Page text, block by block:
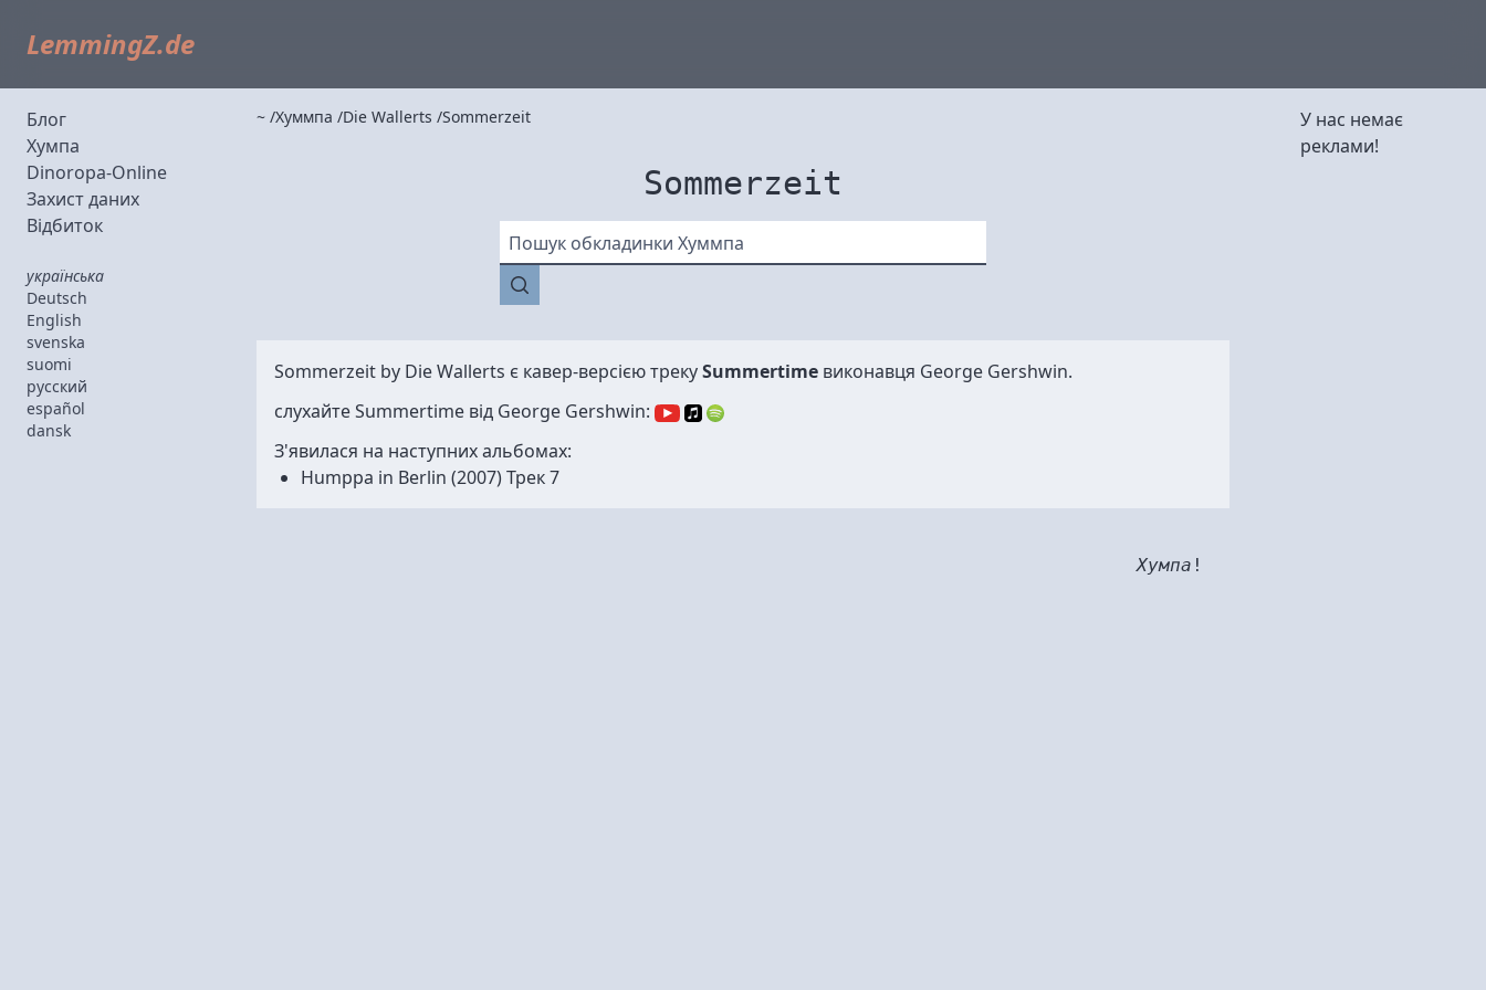
LemmingZ.de
Блог
Хумпа
Dinoropa-Online
Захист даних
Відбиток
українська
Deutsch
English
svenska
suomi
русский
español
dansk
~ Хуммпа Die Wallerts Sommerzeit
Sommerzeit
Пошук обкладинки Хуммпа
Sommerzeit by Die Wallerts є кавер-версією трекуSummertime виконавця George Gershwin.
слухайте Summertime від George Gershwin:
З'явилася на наступних альбомах:
Humppa in Berlin (2007) Трек 7
Хумпа !
У нас немає
реклами!